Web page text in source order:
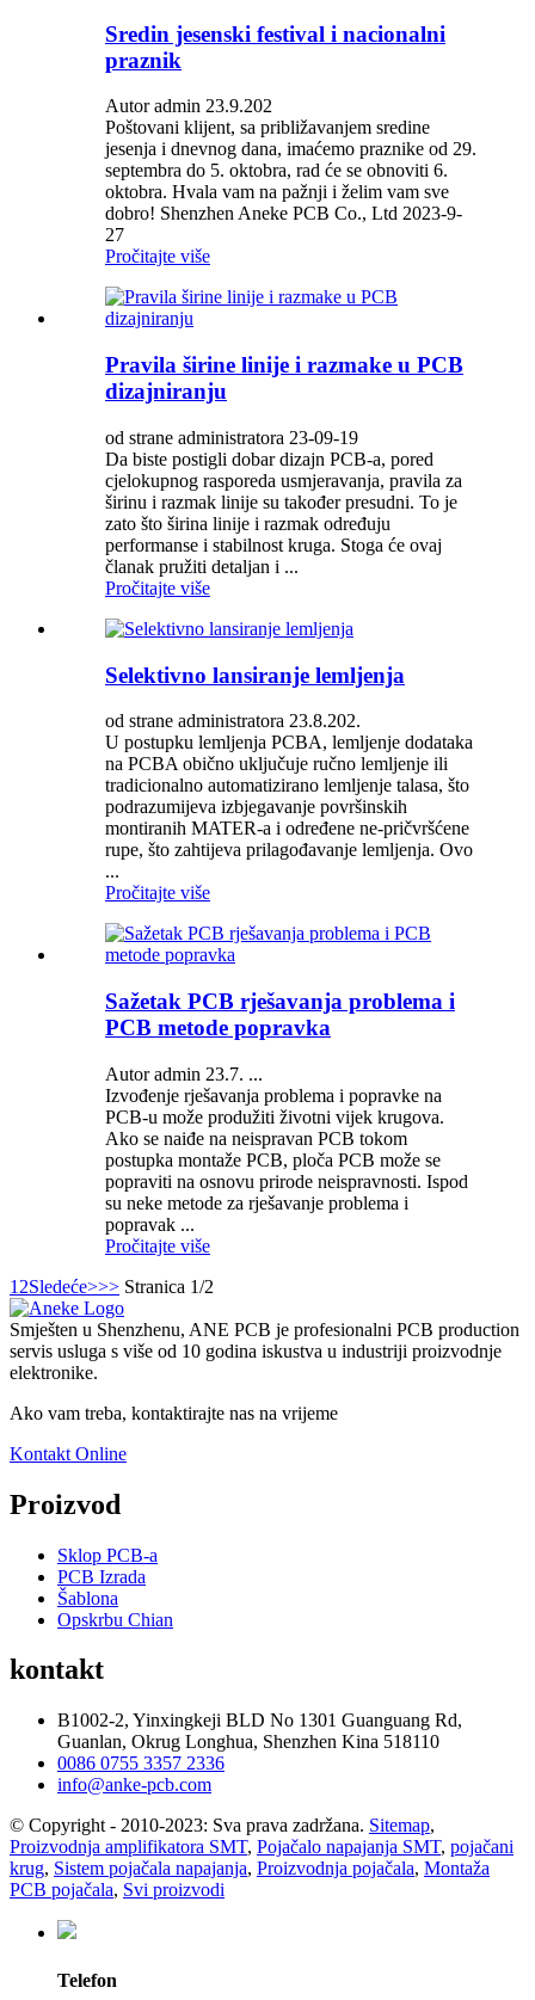
Sredin jesenski festival i nacionalni
praznik
Autor admin 23.9.202
Poštovani klijent, sa približavanjem sredine
jesenja i dnevnog dana, imaćemo praznike od 29.
septembra do 5. oktobra, rad će se obnoviti 6.
oktobra. Hvala vam na pažnji i želim vam sve
dobro! Shenzhen Aneke PCB Co., Ltd 2023-9-
27
Pročitajte više
Pravila širine linije i razmake u PCB
dizajniranju
od strane administratora 23-09-19
Da biste postigli dobar dizajn PCB-a, pored
cjelokupnog rasporeda usmjeravanja, pravila za
širinu i razmak linije su također presudni. To je
zato što širina linije i razmak određuju
performanse i stabilnost kruga. Stoga će ovaj
članak pružiti detaljan i ...
Pročitajte više
Selektivno lansiranje lemljenja
od strane administratora 23.8.202.
U postupku lemljenja PCBA, lemljenje dodataka
na PCBA obično uključuje ručno lemljenje ili
tradicionalno automatizirano lemljenje talasa, što
podrazumijeva izbjegavanje površinskih
montiranih MATER-a i određene ne-pričvršćene
rupe, što zahtijeva prilagođavanje lemljenja. Ovo
...
Pročitajte više
Sažetak PCB rješavanja problema i
PCB metode popravka
Autor admin 23.7. ...
Izvođenje rješavanja problema i popravke na
PCB-u može produžiti životni vijek krugova.
Ako se naiđe na neispravan PCB tokom
postupka montaže PCB, ploča PCB može se
popraviti na osnovu prirode neispravnosti. Ispod
su neke metode za rješavanje problema i
popravak ...
Pročitajte više
1 2Sledeće>>> Stranica 1/2
Smješten u Shenzhenu, ANE PCB je profesionalni PCB production
servis usluga s više od 10 godina iskustva u industriji proizvodnje
elektronike.
Ako vam treba, kontaktirajte nas na vrijeme
Kontakt Online
Proizvod
Sklop PCB-a
PCB Izrada
Šablona
Opskrbu Chian
kontakt
B1002-2, Yinxingkeji BLD No 1301 Guanguang Rd,
Guanlan, Okrug Longhua, Shenzhen Kina 518110
0086 0755 3357 2336
info@anke-pcb.com
© Copyright - 2010-2023: Sva prava zadržana. Sitemap,
Proizvodnja amplifikatora SMT, Pojačalo napajanja SMT, pojačani
krug, Sistem pojačala napajanja, Proizvodnja pojačala, Montaža
PCB pojačala, Svi proizvodi
Telefon